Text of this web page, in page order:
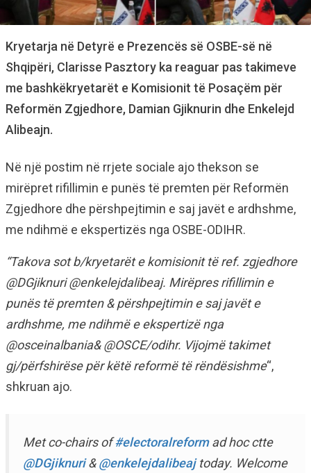
Kryetarja në Detyrë e Prezencës së OSBE-së në
Shqipëri, Clarisse Pasztory ka reaguar pas takimeve
me bashkëkryetarët e Komisionit të Posaçëm për
Reformën Zgjedhore, Damian Gjiknurin dhe Enkelejd
Alibeajn.
Në një postim në rrjete sociale ajo thekson se
mirëpret rifillimin e punës të premten për Reformën
Zgjedhore dhe përshpejtimin e saj javët e ardhshme,
me ndihmë e ekspertizës nga OSBE-ODIHR.
“Takova sot b/kryetarët e komisionit të ref. zgjedhore
@DGjiknuri @enkelejdalibeaj. Mirëpres rifillimin e
punës të premten & përshpejtimin e saj javët e
ardhshme, me ndihmë e ekspertizë nga
@osceinalbania& @OSCE/odihr. Vijojmë takimet
gj/përfshirëse për këtë reformë të rëndësishme“,
shkruan ajo.
Met co-chairs of#electoralreformad hoc ctte
@DGjiknuri&@enkelejdalibeajtoday. Welcome